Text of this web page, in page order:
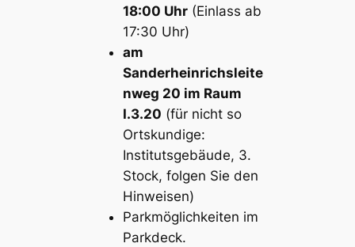
18:00 Uhr (Einlass ab
17:30 Uhr)
am
Sanderheinrichsleite
nweg 20 im Raum
I.3.20 (für nicht so
Ortskundige:
Institutsgebäude, 3.
Stock, folgen Sie den
Hinweisen)
Parkmöglichkeiten im
Parkdeck.